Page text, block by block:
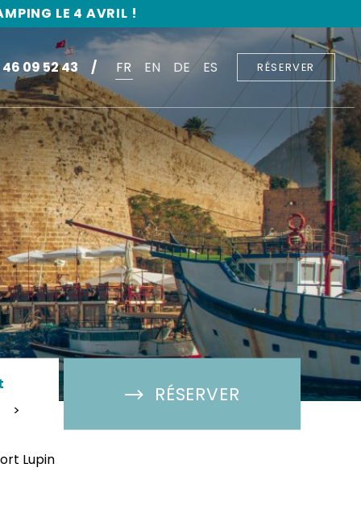
LE 4 AVRIL !
46 09 52 43 FR EN DE ES RÉSERVER
>
RÉSERVER
Lupin